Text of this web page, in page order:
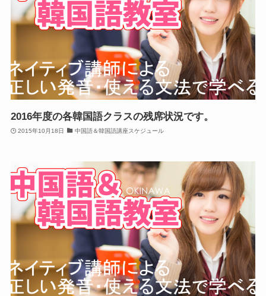
2016年度の各韓国語クラスの残席状況です。
2015年10月18日 中国語＆韓国語講座スケジュール